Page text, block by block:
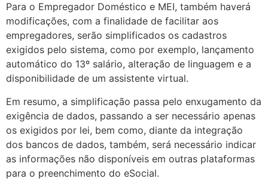
Para o Empregador Doméstico e MEI, também haverá
modificações, com a finalidade de facilitar aos
empregadores, serão simplificados os cadastros
exigidos pelo sistema, como por exemplo, lançamento
automático do 13º salário, alteração de linguagem e a
disponibilidade de um assistente virtual.
Em resumo, a simplificação passa pelo enxugamento da
exigência de dados, passando a ser necessário apenas
os exigidos por lei, bem como, diante da integração
dos bancos de dados, também, será necessário indicar
as informações não disponíveis em outras plataformas
para o preenchimento do eSocial.